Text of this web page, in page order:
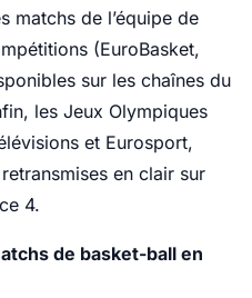
matchs de l’équipe de
(EuroBasket,
sur les chaînes du
les Jeux Olympiques
et Eurosport,
en clair sur
4.
de basket-ball en